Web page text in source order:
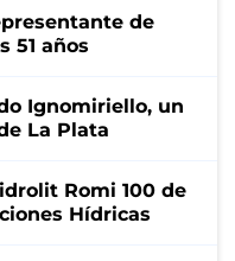
de
51 años
Ignomiriello, un
La Plata
Romi 100 de
Hídricas